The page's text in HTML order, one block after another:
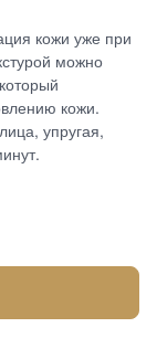
кожи уже при
можно
кожи.
упругая,